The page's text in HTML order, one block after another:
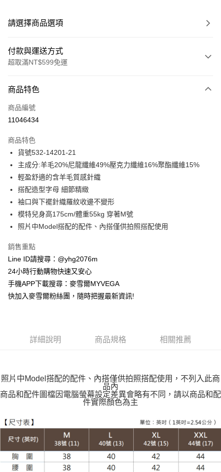
請選擇商品選項
付款與運送方式
超取滿NT$599免運
信用卡一次付款
信用卡分期付款
合作金庫商業銀行
華南商業銀行
上海商業儲蓄銀行
台北富邦商業銀行
國泰世華商業銀行
臺灣中小企業銀行
匯豐（台灣）商業銀行
聯邦商業銀行
元大商業銀行
永豐商業銀行
玉山商業銀行
星展（台灣）商業銀行
台灣樂天信用卡公司
超商取貨付款
LINE Pay
Apple Pay
街口支付
貨到付款
運送方式
全家取貨付款
每筆NT$100，滿NT$599(含以上)免運費
每筆NT$100，滿NT$988(含以上)免運費
付款後萊爾富取貨
每筆NT$100，滿NT$988(含以上)免運費
7-11取貨付款
每筆NT$100，滿NT$988(含以上)免運費
付款後7-11取貨
每筆NT$100，滿NT$988(含以上)免運費
商品特色
商品編號
11046434
商品特色
貨號532-14201-21
主成分:羊毛20%尼龍纖維49%壓克力纖維16%聚酯纖維15%
輕盈舒適的含羊毛質感針織
搭配造型字母 細節精緻
袖口與下襬針織羅紋收邊不變形
模特兒身高175cm/體重55kg 穿著M號
照片中Model搭配的配件、內搭僅供拍照搭配使用
銷售重點
Line ID請搜尋：@yhg2076m
24小時行動購物快速又安心
手機APP下載搜尋：麥雪爾MYVEGA
快加入麥雪爾粉絲團，隨時把握最新資訊!
詳細說明 商品規格 相關推薦
照片中Model搭配的配件、內搭僅供拍照搭配使用，不列入此商
品內
商品和配件圖檔因電腦螢幕設定差異會略有不同，請以商品和配
件實際顏色為主